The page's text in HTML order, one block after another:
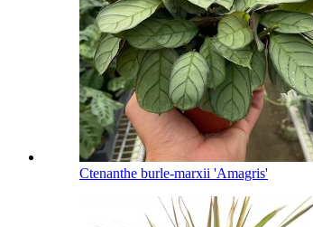
Ctenanthe burle-marxii 'Amagris'